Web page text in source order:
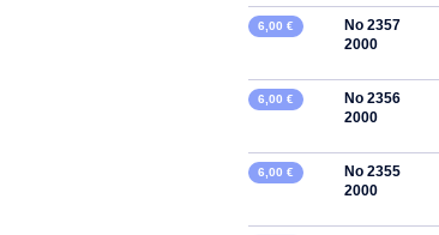
6,00 €
No 2357
2000
6,00 €
No 2356
2000
6,00 €
No 2355
2000